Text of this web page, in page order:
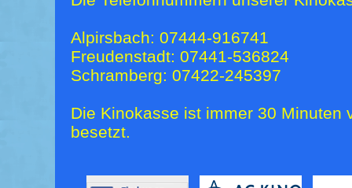
Alpirsbach: 07444-916741
Freudenstadt: 07441-536824
Schramberg: 07422-245397
Die Kinokasse ist immer 30 Minuten
besetzt.